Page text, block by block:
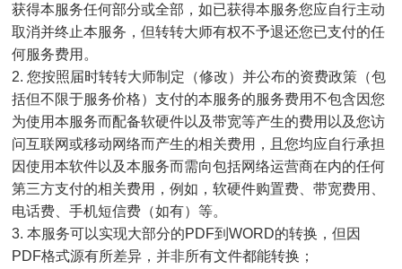
获得本服务任何部分或全部，如已获得本服务您应自行主动
取消并终止本服务，但转转大师有权不予退还您已支付的任
何服务费用。
2. 您按照届时转转大师制定（修改）并公布的资费政策（包
括但不限于服务价格）支付的本服务的服务费用不包含因您
为使用本服务而配备软硬件以及带宽等产生的费用以及您访
问互联网或移动网络而产生的相关费用，且您均应自行承担
因使用本软件以及本服务而需向包括网络运营商在内的任何
第三方支付的相关费用，例如，软硬件购置费、带宽费用、
电话费、手机短信费（如有）等。
3. 本服务可以实现大部分的PDF到WORD的转换，但因
PDF格式源有所差异，并非所有文件都能转换；